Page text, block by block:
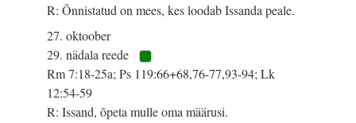
R: Õnnistatud on mees, kes loodab Issanda peale.
27. oktoober
29. nädala reede
Rm 7:18-25a; Ps 119:66+68,76-77,93-94; Lk
12:54-59
R: Issand, õpeta mulle oma määrusi.